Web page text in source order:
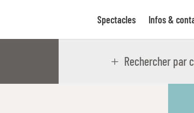
Spectacles Infos &
Rechercher par